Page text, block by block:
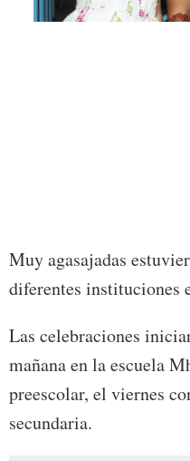
Muy agasajadas
diferentes instituciones
Las celebraciones
mañana en la escuela
preescolar, el viernes
secundaria.